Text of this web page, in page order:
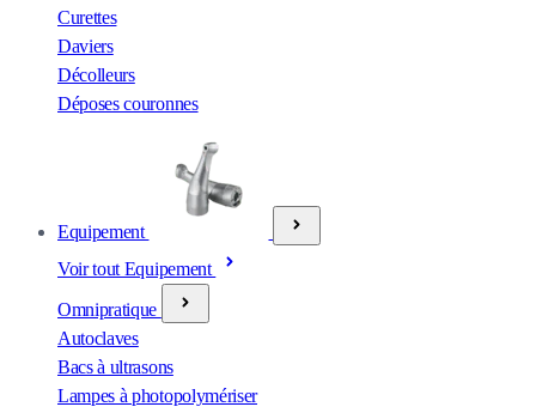
Curettes
Daviers
Décolleurs
Déposes couronnes
Equipement
Voir tout Equipement
Omnipratique
Autoclaves
Bacs à ultrasons
Lampes à photopolymériser